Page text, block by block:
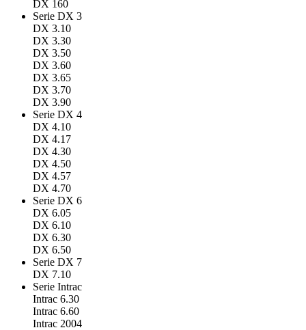
DX 160
Serie DX 3
DX 3.10
DX 3.30
DX 3.50
DX 3.60
DX 3.65
DX 3.70
DX 3.90
Serie DX 4
DX 4.10
DX 4.17
DX 4.30
DX 4.50
DX 4.57
DX 4.70
Serie DX 6
DX 6.05
DX 6.10
DX 6.30
DX 6.50
Serie DX 7
DX 7.10
Serie Intrac
Intrac 6.30
Intrac 6.60
Intrac 2004